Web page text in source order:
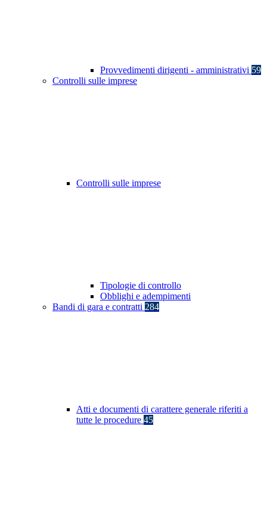
Provvedimenti dirigenti - amministrativi 59
Controlli sulle imprese
Controlli sulle imprese
Tipologie di controllo
Obblighi e adempimenti
Bandi di gara e contratti 284
Atti e documenti di carattere generale riferiti a
tutte le procedure 45